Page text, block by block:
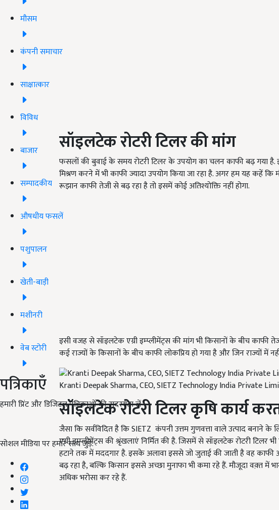
मौसम
कंपनी समाचार
साक्षात्कार
विविध
बाजार
सम्पादकीय
औषधीय फसलें
पशुपालन
खेती-बाड़ी
मशीनरी
वेब स्टोरी
पत्रिकाएँ
हमारी प्रिंट और डिजिटल पत्रिकाओं की सदस्यता लें
सोशल मीडिया पर हमारे साथ जुड़ें:
सॉइलटेक रोटरी टिलर की मांग
फसलों की बुवाई के समय रोटरी टिलर के उपयोग का चलन काफी बढ़ गया
मिश्रण करने में भी काफी ज्यादा उपयोग किया जा रहा है. अगर हम यह कहें कि
रूझान काफी तेजी से बढ़ रहा है तो इसमें कोई अतिश्योक्ति नहीं होगा.
इसी वजह से सॉइलटेक एग्री इम्प्लीमेंट्स की मांग भी किसानों के बीच काफी
कई राज्यों के किसानों के बीच काफी लोकप्रिय हो गया है और जिन राज्यों में
Kranti Deepak Sharma, CEO, SIETZ Technology India Private
सॉइलटेक रोटरी टिलरकृषि कार्य
जैसा कि सर्वविदित है कि SIETZ कंपनी उत्तम गुणवत्ता वाले उत्पाद बनाने
एग्री इम्प्लीमेंट्स की श्रृंखलाएं निर्मित की है. जिसमें से सॉइलटेक रोटरी
हटाने तक में मददगार है. इसके अलावा इससे जो जुताई की जाती है वह काफी
बढ़ रहा है, बल्कि किसान इससे अच्छा मुनाफा भी कमा रहे हैं. मौजूदा वक़्त में
अधिक भरोसा कर रहे हैं.